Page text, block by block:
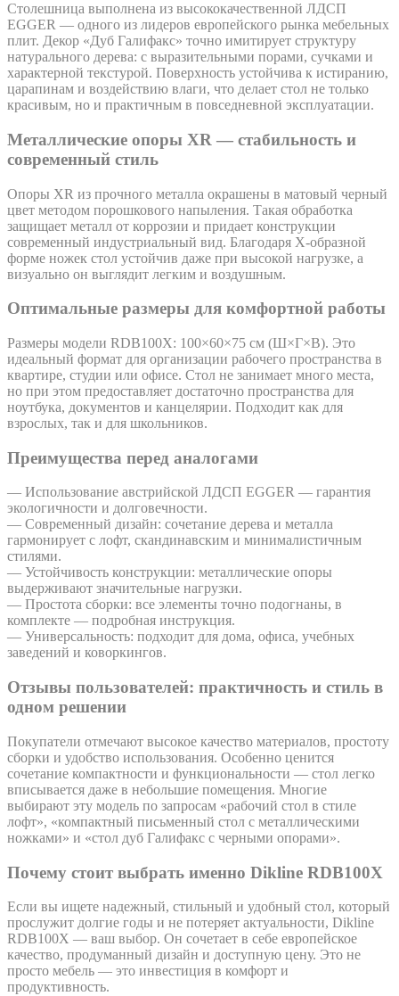
Столешница выполнена из высококачественной ЛДСП
EGGER — одного из лидеров европейского рынка мебельных
плит. Декор «Дуб Галифакс» точно имитирует структуру
натурального дерева: с выразительными порами, сучками и
характерной текстурой. Поверхность устойчива к истиранию,
царапинам и воздействию влаги, что делает стол не только
красивым, но и практичным в повседневной эксплуатации.
Металлические опоры XR — стабильность и
современный стиль
Опоры XR из прочного металла окрашены в матовый черный
цвет методом порошкового напыления. Такая обработка
защищает металл от коррозии и придает конструкции
современный индустриальный вид. Благодаря Х-образной
форме ножек стол устойчив даже при высокой нагрузке, а
визуально он выглядит легким и воздушным.
Оптимальные размеры для комфортной работы
Размеры модели RDB100X: 100×60×75 см (Ш×Г×В). Это
идеальный формат для организации рабочего пространства в
квартире, студии или офисе. Стол не занимает много места,
но при этом предоставляет достаточно пространства для
ноутбука, документов и канцелярии. Подходит как для
взрослых, так и для школьников.
Преимущества перед аналогами
— Использование австрийской ЛДСП EGGER — гарантия
экологичности и долговечности.
— Современный дизайн: сочетание дерева и металла
гармонирует с лофт, скандинавским и минималистичным
стилями.
— Устойчивость конструкции: металлические опоры
выдерживают значительные нагрузки.
— Простота сборки: все элементы точно подогнаны, в
комплекте — подробная инструкция.
— Универсальность: подходит для дома, офиса, учебных
заведений и коворкингов.
Отзывы пользователей: практичность и стиль в
одном решении
Покупатели отмечают высокое качество материалов, простоту
сборки и удобство использования. Особенно ценится
сочетание компактности и функциональности — стол легко
вписывается даже в небольшие помещения. Многие
выбирают эту модель по запросам «рабочий стол в стиле
лофт», «компактный письменный стол с металлическими
ножками» и «стол дуб Галифакс с черными опорами».
Почему стоит выбрать именно Dikline RDB100X
Если вы ищете надежный, стильный и удобный стол, который
прослужит долгие годы и не потеряет актуальности, Dikline
RDB100X — ваш выбор. Он сочетает в себе европейское
качество, продуманный дизайн и доступную цену. Это не
просто мебель — это инвестиция в комфорт и
продуктивность.